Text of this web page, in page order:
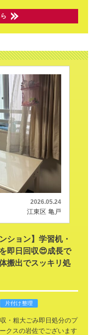
2026.05.24
江東区 亀戸
ション】学習机・
即日回収😍成長で
搬出でスッキリ処
片付け整理
・粗大ごみ即日処分のプ
クスの岩佐でございます